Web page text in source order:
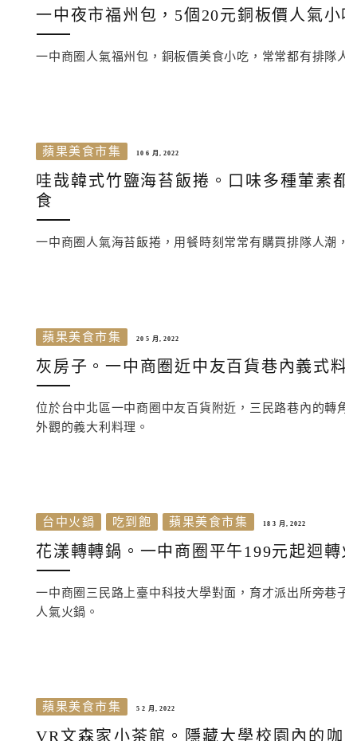
一中夜市福州包，5個20元銅板價人氣小
一中商圈人氣福州包，銅板價美食小吃，常常都有排隊
蘋果美食市集 10 6 月, 2022
哇哉韓式竹鹽海苔飯捲。口味多種葷素
食
一中商圈人氣海苔飯捲，用餐時刻常常有購買排隊人潮
蘋果美食市集 20 5 月, 2022
灰房子。一中商圈近中友百貨巷內義式料
位於台中北區一中商圈中友百貨附近，三民路巷內的轉
外觀的義大利料理。
台中火鍋 吃到飽 蘋果美食市集 18 3 月, 2022
花漾轉轉鍋。一中商圈平午199元起迴轉
一中商圈三民路上臺中科技大學對面，育才派出所旁巷
人氣火鍋。
蘋果美食市集 5 2 月, 2022
VR文森家小茶館。隱藏大學校園內的咖